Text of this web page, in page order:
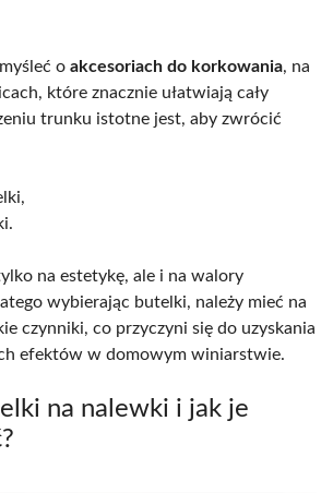
o akcesoriach do korkowania, na
które znacznie ułatwiają cały
trunku istotne jest, aby zwrócić
na estetykę, ale i na walory
wybierając butelki, należy mieć na
czynniki, co przyczyni się do uzyskania
efektów w domowym winiarstwie.
na nalewki i jak je